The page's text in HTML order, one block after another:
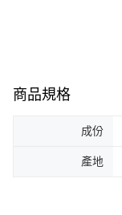
商品規格
成份
產地